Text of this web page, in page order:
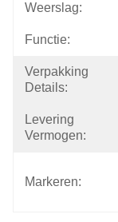
Weerslag:
Functie:
Verpakking
Details:
Levering
Vermogen:
Markeren: